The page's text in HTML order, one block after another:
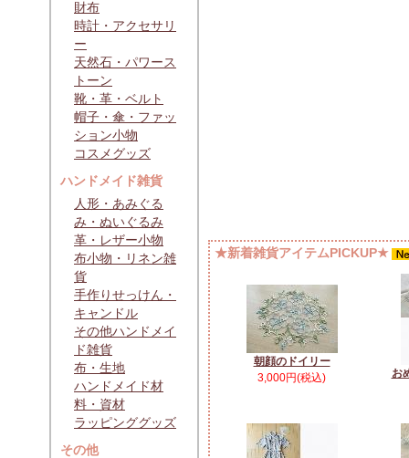
財布
時計・アクセサリ
ー
天然石・パワース
トーン
靴・革・ベルト
帽子・傘・ファッ
ション小物
コスメグッズ
ハンドメイド雑貨
人形・あみぐる
み・ぬいぐるみ
革・レザー小物
布小物・リネン雑
貨
手作りせっけん・
キャンドル
その他ハンドメイ
ド雑貨
布・生地
ハンドメイド材
料・資材
ラッピンググッズ
その他
★新着雑貨アイテムPICKUP★
朝顔のドイリー
3,000円(税込)
お